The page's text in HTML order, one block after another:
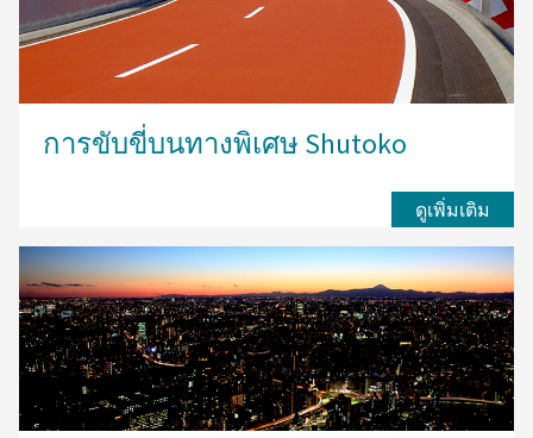
การขับขี่บนทางพิเศษ Shutoko
ดูเพิ่มเติม